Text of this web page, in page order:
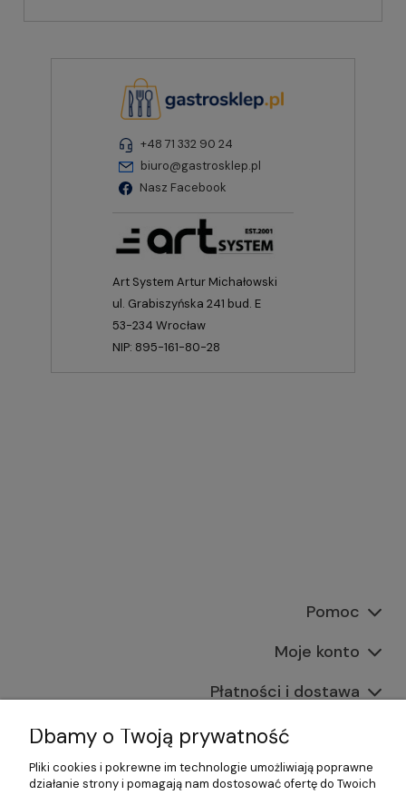
+48 71 332 90 24
biuro@gastrosklep.pl
Nasz Facebook
Art System Artur Michałowski
ul. Grabiszyńska 241 bud. E
53-234 Wrocław
NIP: 895-161-80-28
Pomoc
Moje konto
Płatności i dostawa
Informacje
O nas
Dbamy o Twoją prywatność
Pliki cookies i pokrewne im technologie umożliwiają poprawne
działanie strony i pomagają nam dostosować ofertę do Twoich